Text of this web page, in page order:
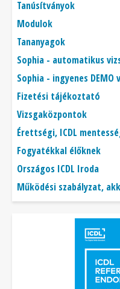
Tanúsítványok
Modulok
Tananyagok
Sophia - automatikus
Sophia - ingyenes DEMO
Fizetési tájékoztató
Vizsgaközpontok
Érettségi, ICDL
Fogyatékkal élőknek
Országos ICDL Iroda
Működési szabályzat,